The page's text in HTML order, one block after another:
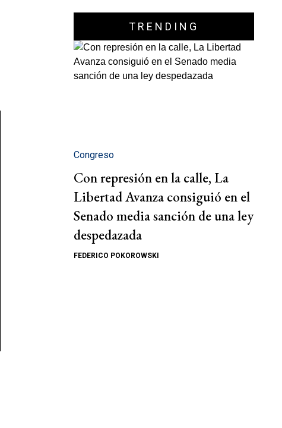
TRENDING
Congreso
Con represión en la calle, La
Libertad Avanza consiguió en el
Senado media sanción de una ley
despedazada
FEDERICO POKOROWSKI